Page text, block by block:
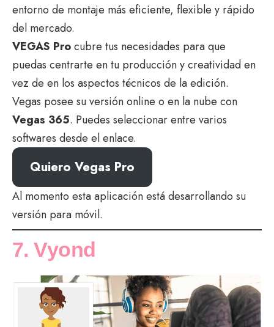
entorno de montaje más eficiente, flexible y rápido
del mercado.
VEGAS Procubre tus necesidades para que
puedas centrarte en tu producción y creatividad en
vez de en los aspectos técnicos de la edición.
Vegas posee su versión online o en la nube con
Vegas 365. Puedes seleccionar entre varios
softwares desde el enlace.
Quiero Vegas Pro
Al momento esta aplicación está desarrollando su
versión para móvil.
7. Vyond